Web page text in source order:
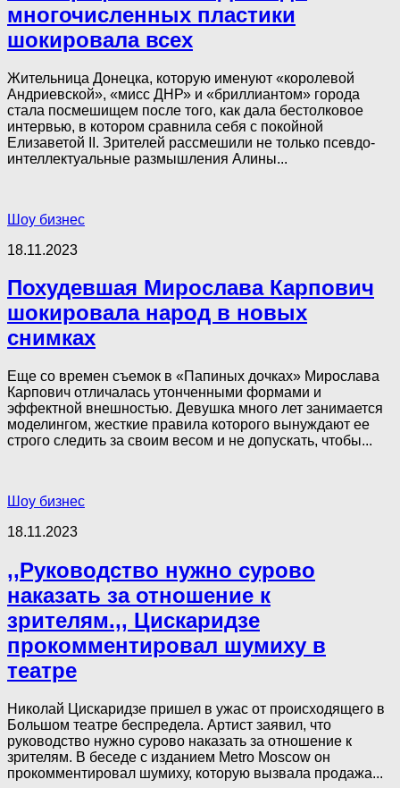
многочисленных пластики
шокировала всех
Жительница Донецка, которую именуют «королевой
Андриевской», «мисс ДНР» и «бриллиантом» города
стала посмешищем после того, как дала бестолковое
интервью, в котором сравнила себя с покойной
Елизаветой II. Зрителей рассмешили не только псевдо-
интеллектуальные размышления Алины...
Шоу бизнес
18.11.2023
Похудевшая Мирослава Карпович
шокировала народ в новых
снимках
Еще со времен съемок в «Папиных дочках» Мирослава
Карпович отличалась утонченными формами и
эффектной внешностью. Девушка много лет занимается
моделингом, жесткие правила которого вынуждают ее
строго следить за своим весом и не допускать, чтобы...
Шоу бизнес
18.11.2023
,,Руководство нужно сурово
наказать за отношение к
зрителям.,, Цискаридзе
прокомментировал шумиху в
театре
Николай Цискаридзе пришел в ужас от происходящего в
Большом театре беспредела. Артист заявил, что
руководство нужно сурово наказать за отношение к
зрителям. В беседе с изданием Metro Moscow он
прокомментировал шумиху, которую вызвала продажа...